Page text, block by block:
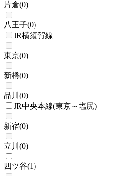
片倉(0)
八王子(0)
JR横須賀線
東京(0)
新橋(0)
品川 (0)
JR中央本線(東京～塩尻)
新宿(0)
立川 (0)
四ツ谷(1)